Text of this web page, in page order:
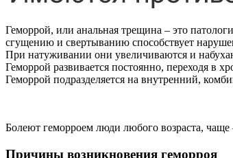
Геморрой, или анальная трещина – это
сгущению и свертыванию способствует
При натуживании они увеличиваются и
Геморрой развивается постоянно, переходя в
Геморрой подразделяется на внутренний,
Болеют геморроем люди любого возраста,
Причины возникновения геморроя